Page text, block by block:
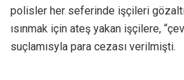
polisler her seferinde işçileri
ısınmak için ateş yakan işçilere,
suçlamısyla para cezası verilmişti.